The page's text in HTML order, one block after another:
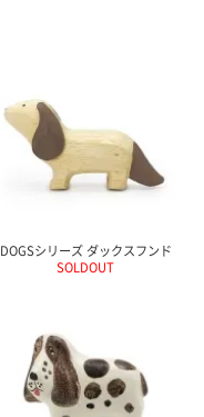
DOGSシリーズ ダックスフンド
SOLDOUT